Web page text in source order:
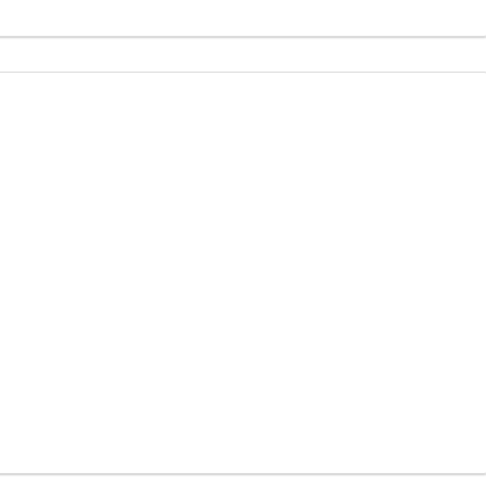
maison propose un hall d’entrée, une spacieuse pièce de vie
par géothermie, un véritable atout pour le confort au
au RSAC de LA ROCHE-SUR-YON sous le numéro 848